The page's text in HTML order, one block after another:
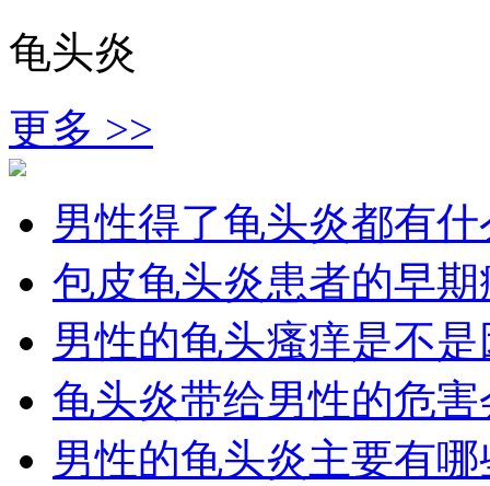
龟头炎
更多 >>
男性得了龟头炎都有
包皮龟头炎患者的早
男性的龟头瘙痒是不
龟头炎带给男性的危
男性的龟头炎主要有